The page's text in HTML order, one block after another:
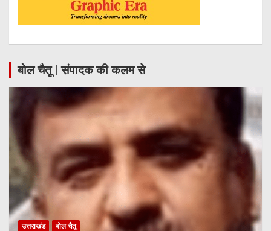
बोल चैतू | संपादक की कलम से
उत्तराखंड बोल चैतू